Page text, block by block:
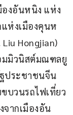
งอันหนิง แห่ง
ห่งเมืองคุนห
Hongjian)
มมิวนิสต์มณฑลยู
ประชาชนจีน
บวนรถไฟเที่ยว
จากเมืองอัน